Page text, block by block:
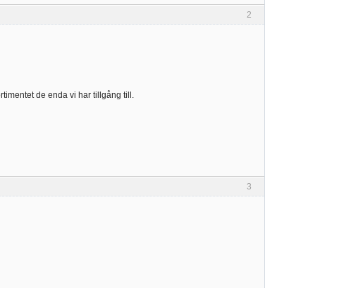
2
de enda vi har tillgång till.
3